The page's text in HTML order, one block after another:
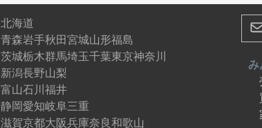
北海道
青森岩手秋田宮城山形福島
茨城栃木群馬埼玉千葉東京神奈川
新潟長野山梨
富山石川福井
静岡愛知岐阜三重
滋賀京都大阪兵庫奈良和歌山
み